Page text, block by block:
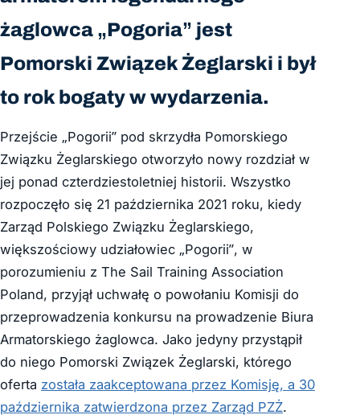
żaglowca „Pogoria” jest
Pomorski Związek Żeglarski i był
to rok bogaty w wydarzenia.
Przejście „Pogorii” pod skrzydła Pomorskiego
Związku Żeglarskiego otworzyło nowy rozdział w
jej ponad czterdziestoletniej historii. Wszystko
rozpoczęło się 21 października 2021 roku, kiedy
Zarząd Polskiego Związku Żeglarskiego,
większościowy udziałowiec „Pogorii”, w
porozumieniu z The Sail Training Association
Poland, przyjął uchwałę o powołaniu Komisji do
przeprowadzenia konkursu na prowadzenie Biura
Armatorskiego żaglowca. Jako jedyny przystąpił
do niego Pomorski Związek Żeglarski, którego
oferta została zaakceptowana przez Komisję, a 30
października zatwierdzona przez Zarząd PZŻ.